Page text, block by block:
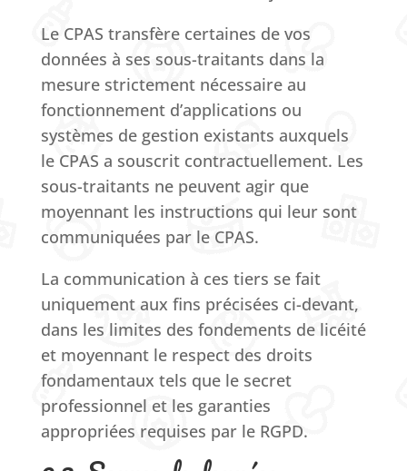
Le CPAS transfère certaines de vos
données à ses sous-traitants dans la
mesure strictement nécessaire au
fonctionnement d’applications ou
systèmes de gestion existants auxquels
le CPAS a souscrit contractuellement. Les
sous-traitants ne peuvent agir que
moyennant les instructions qui leur sont
communiquées par le CPAS.
La communication à ces tiers se fait
uniquement aux fins précisées ci-devant,
dans les limites des fondements de licéité
et moyennant le respect des droits
fondamentaux tels que le secret
professionnel et les garanties
appropriées requises par le RGPD.